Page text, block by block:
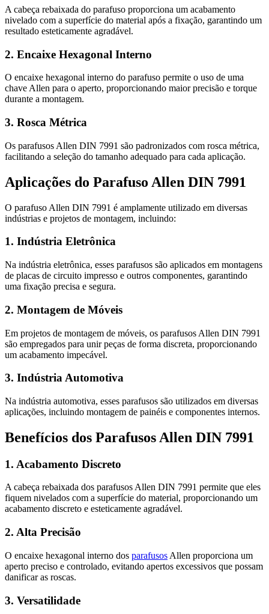
A cabeça rebaixada do parafuso proporciona um acabamento
nivelado com a superfície do material após a fixação, garantindo um
resultado esteticamente agradável.
2. Encaixe Hexagonal Interno
O encaixe hexagonal interno do parafuso permite o uso de uma
chave Allen para o aperto, proporcionando maior precisão e torque
durante a montagem.
3. Rosca Métrica
Os parafusos Allen DIN 7991 são padronizados com rosca métrica,
facilitando a seleção do tamanho adequado para cada aplicação.
Aplicações do Parafuso Allen DIN 7991
O parafuso Allen DIN 7991 é amplamente utilizado em diversas
indústrias e projetos de montagem, incluindo:
1. Indústria Eletrônica
Na indústria eletrônica, esses parafusos são aplicados em montagens
de placas de circuito impresso e outros componentes, garantindo
uma fixação precisa e segura.
2. Montagem de Móveis
Em projetos de montagem de móveis, os parafusos Allen DIN 7991
são empregados para unir peças de forma discreta, proporcionando
um acabamento impecável.
3. Indústria Automotiva
Na indústria automotiva, esses parafusos são utilizados em diversas
aplicações, incluindo montagem de painéis e componentes internos.
Benefícios dos Parafusos Allen DIN 7991
1. Acabamento Discreto
A cabeça rebaixada dos parafusos Allen DIN 7991 permite que eles
fiquem nivelados com a superfície do material, proporcionando um
acabamento discreto e esteticamente agradável.
2. Alta Precisão
O encaixe hexagonal interno dos parafusos Allen proporciona um
aperto preciso e controlado, evitando apertos excessivos que possam
danificar as roscas.
3. Versatilidade